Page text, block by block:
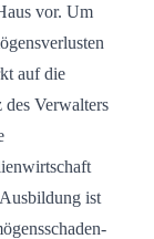
vor. Um
auf die
Verwalters
ist